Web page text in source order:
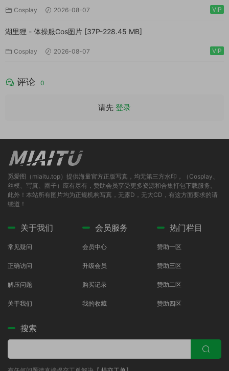
Cosplay 2026-08-07 VIP
湖里狸 - 体操服Cos图片 [37P-228.45 MB]
Cosplay 2026-08-07 VIP
评论 0
请先 登录
觅爱图（miaitu.top）提供海量官方正版写真，均无第三方水印，（Cosplay、
丝模、写真、圈子）应有尽有，赞助会员享受更多资源和合集打包下载服务。
此外！本站所有图片均为正规机构写真，无露D，无大CD，有这方面要求的请
绕道！
关于我们
常见疑问
正确访问
解压问题
关于我们
会员服务
会员中心
升级会员
购买记录
我的收藏
热门栏目
赞助一区
赞助三区
赞助二区
赞助四区
搜索